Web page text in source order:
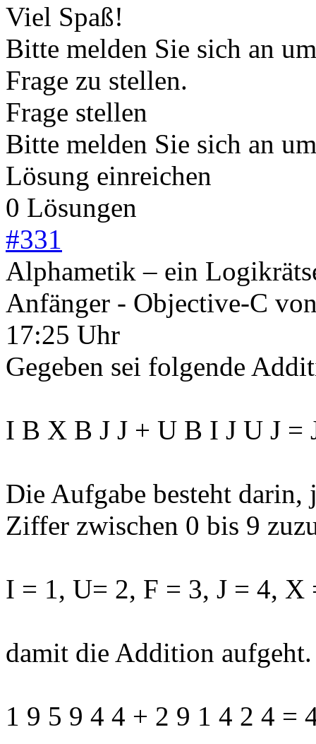
Viel Spaß!
Bitte melden Sie sich an
Frage zu stellen.
Frage stellen
Bitte melden Sie sich an
Lösung einreichen
0 Lösungen
#331
Alphametik – ein
Anfänger - Objective-C
17:25 Uhr
Gegeben sei folgende
I B X B J J + U B I J U J =
Die Aufgabe besteht darin,
Ziffer zwischen 0 bis 9
I = 1, U= 2, F = 3, J = 4,
damit die Addition
1 9 5 9 4 4 + 2 9 1 4 2 4 =